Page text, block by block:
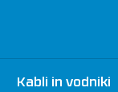
Kabli in vodniki